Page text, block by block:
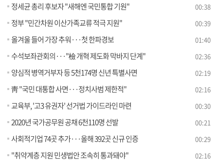
정세균 총리 후보자 "새해엔 국민통합 기원" 00:38
정부 "민간차원 이산가족교류 적극 지원" 00:39
올겨울 들어 가장 추워···첫 한파경보 01:40
수석보좌관회의···"檢 개혁 제도화 막바지 단계" 02:36
양심적 병역거부자 등 5천174명 신년 특별사면 02:19
靑 "국민 대통합 사면···정치사범 제한적" 02:16
교육부, '고3 유권자' 선거법 가이드라인 마련 00:30
2020년 국가공무원 공채 6천110명 선발 00:21
사회적기업 74곳 추가···올해 392곳 신규 인증 00:29
"취약계층 지원 민생법안 조속히 통과돼야" 02:16